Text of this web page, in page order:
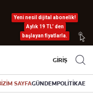
Yeni nesil dijital abonelik!
Aylık 19 TL’ den
başlayan fiyatlarla.
GİRİŞ
SAYFAGÜNDEMPOLİTİKA